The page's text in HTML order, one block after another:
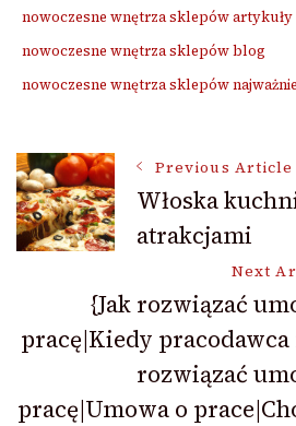
nowoczesne wnętrza sklepów artykuły
nowoczesne wnętrza sklepów blog
nowoczesne wnętrza sklepów
Post
Navigation
Previous Article
Włoska
atrakcjami
Next
{Jak rozwiązać
pracę|Kiedy pracodawca
rozwiązać
pracę|Umowa o